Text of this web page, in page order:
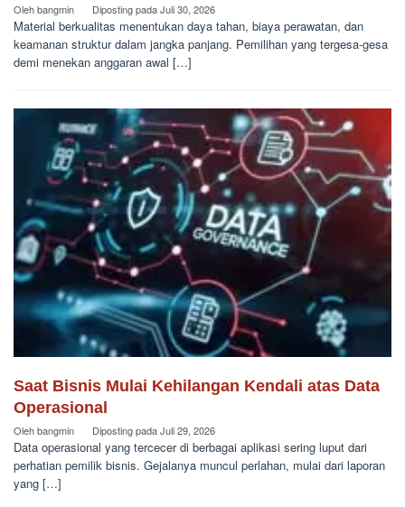
Olehbangmin Diposting padaJuli 30, 2026
Material berkualitas menentukan daya tahan, biaya perawatan, dan
keamanan struktur dalam jangka panjang. Pemilihan yang tergesa-gesa
demi menekan anggaran awal […]
Saat Bisnis Mulai Kehilangan Kendali atas Data
Operasional
Olehbangmin Diposting padaJuli 29, 2026
Data operasional yang tercecer di berbagai aplikasi sering luput dari
perhatian pemilik bisnis. Gejalanya muncul perlahan, mulai dari laporan
yang […]